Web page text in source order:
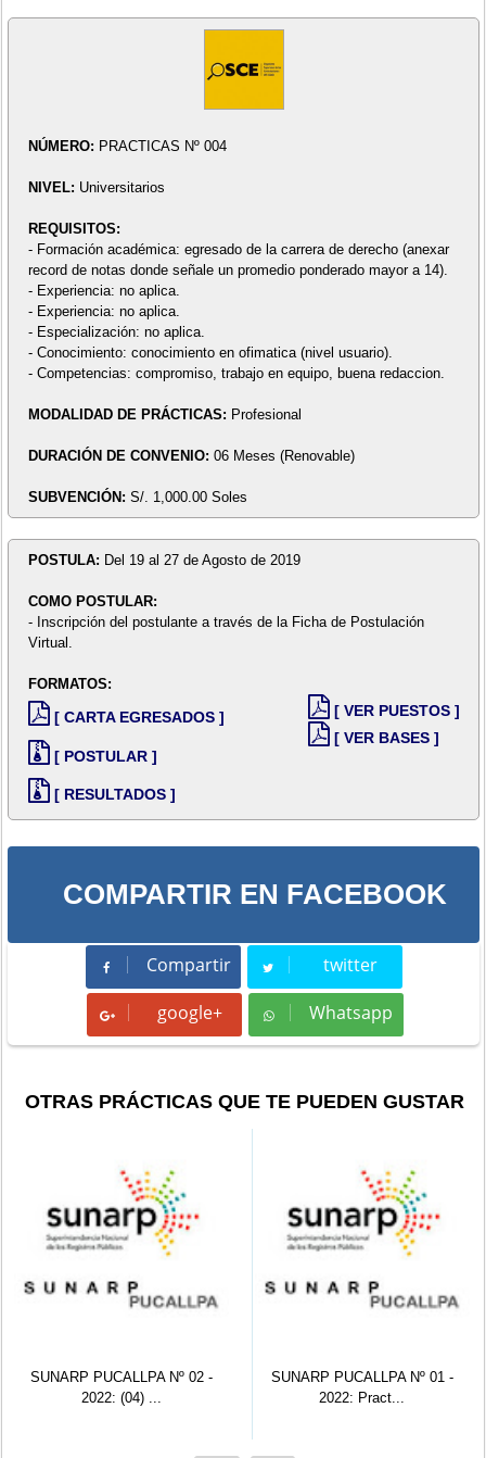
NÚMERO: PRACTICAS Nº 004
NIVEL: Universitarios
REQUISITOS:
- Formación académica: egresado de la carrera de derecho (anexar
record de notas donde señale un promedio ponderado mayor a 14).
- Experiencia: no aplica.
- Experiencia: no aplica.
- Especialización: no aplica.
- Conocimiento: conocimiento en ofimatica (nivel usuario).
- Competencias: compromiso, trabajo en equipo, buena redaccion.
MODALIDAD DE PRÁCTICAS: Profesional
DURACIÓN DE CONVENIO: 06 Meses (Renovable)
SUBVENCIÓN: S/. 1,000.00 Soles
POSTULA: Del 19 al 27 de Agosto de 2019
COMO POSTULAR:
- Inscripción del postulante a través de la Ficha de Postulación
Virtual.
FORMATOS:
[ CARTA EGRESADOS ]
[ POSTULAR ]
[ RESULTADOS ]
[ VER PUESTOS ]
[ VER BASES ]
COMPARTIR EN FACEBOOK
Compartir
Compartir twitter
Tweet
google+ Whatsapp
Whatsapp
OTRAS PRÁCTICAS QUE TE PUEDEN GUSTAR
SUNARP PUCALLPA Nº 02 -
2022: (04) ...
SUNARP PUCALLPA Nº 01 -
2022: Pract...